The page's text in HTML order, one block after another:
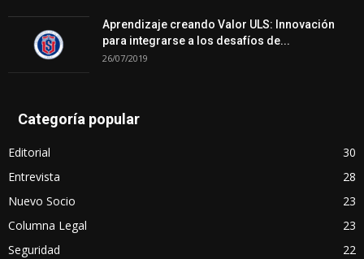
Aprendizaje creando Valor ULS: Innovación
para integrarse a los desafíos de...
26/07/2019
Categoría popular
Editorial
30
Entrevista
28
Nuevo Socio
23
Columna Legal
23
Seguridad
22